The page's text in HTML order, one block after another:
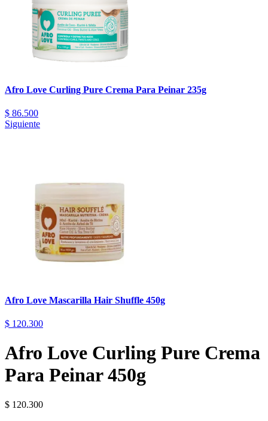
Afro Love Curling Pure Crema Para Peinar 235g
$ 86.500
Siguiente
Afro Love Mascarilla Hair Shuffle 450g
$ 120.300
Afro Love Curling Pure Crema
Para Peinar 450g
$ 120.300